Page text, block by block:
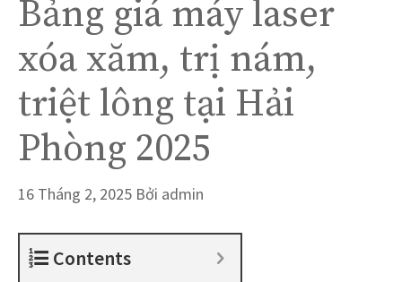
Bảng giá máy laser
xóa xăm, trị nám,
triệt lông tại Hải
Phòng 2025
16 Tháng 2, 2025 Bởi admin
Contents